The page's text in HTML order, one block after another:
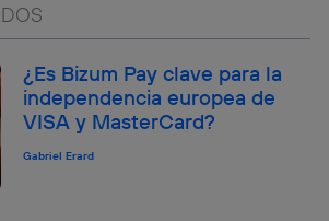
¿Es Bizum Pay clave para la
independencia europea de
VISA y MasterCard?
Gabriel Erard